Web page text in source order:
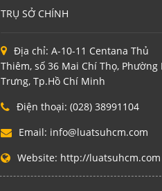
TRỤ SỞ CHÍNH
Địa chỉ: A-10-11 Centana Thủ
Thiêm, số 36 Mai Chí Thọ, Phường
Trưng, Tp.Hồ Chí Minh
Điện thoại: (028) 38991104
Email: info@luatsuhcm.com
Website: http://luatsuhcm.com